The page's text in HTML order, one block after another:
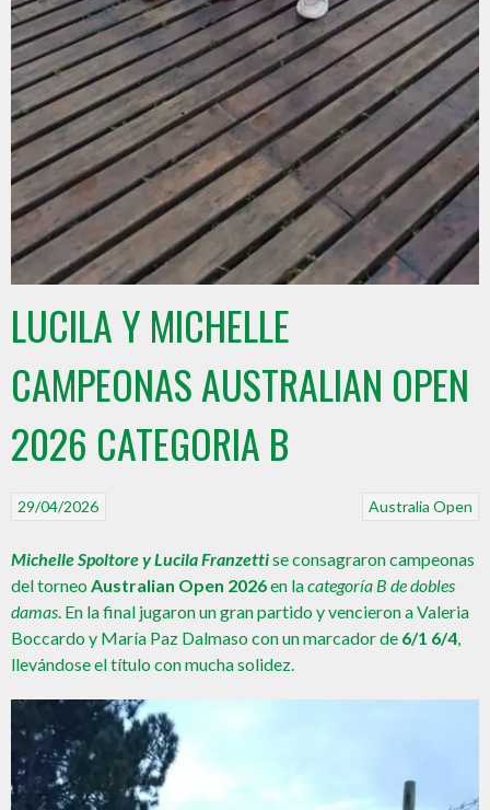
LUCILA Y MICHELLE
CAMPEONAS AUSTRALIAN OPEN
2026 CATEGORIA B
Australia Open
29/04/2026
Michelle Spoltore y Lucila Franzettise consagraron campeonas
del torneoAustralian Open 2026en lacategoría B de dobles
damas. En la final jugaron un gran partido y vencieron a Valeria
Boccardo y María Paz Dalmaso con un marcador de 6/1 6/4,
llevándose el título con mucha solidez.